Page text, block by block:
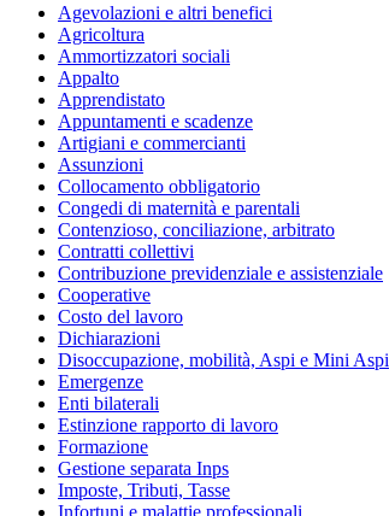
Agevolazioni e altri benefici
Agricoltura
Ammortizzatori sociali
Appalto
Apprendistato
Appuntamenti e scadenze
Artigiani e commercianti
Assunzioni
Collocamento obbligatorio
Congedi di maternità e parentali
Contenzioso, conciliazione, arbitrato
Contratti collettivi
Contribuzione previdenziale e assistenziale
Cooperative
Costo del lavoro
Dichiarazioni
Disoccupazione, mobilità, Aspi e Mini Aspi
Emergenze
Enti bilaterali
Estinzione rapporto di lavoro
Formazione
Gestione separata Inps
Imposte, Tributi, Tasse
Infortuni e malattie professionali